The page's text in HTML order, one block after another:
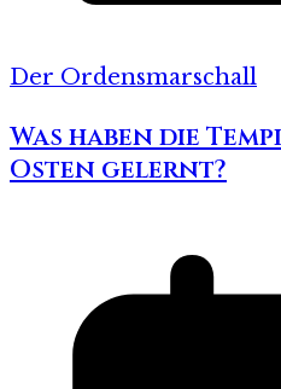
Der Ordensmarschall
Was haben die
Osten gelernt?